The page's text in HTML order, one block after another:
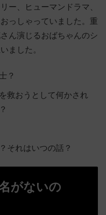
ー、ヒューマンドラマ、
っしゃっていました。重
ん演じるおばちゃんのシ
ました。
？
救おうとして何かされ
それはいつの話？
がないの